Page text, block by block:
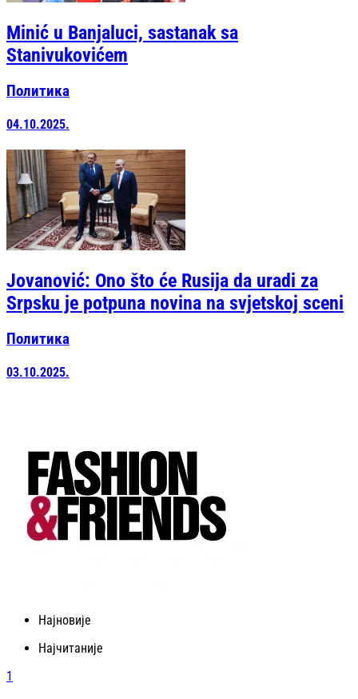
Minić u Banjaluci, sastanak sa
Stanivukovićem
Политика
04.10.2025.
Јovanović: Ono što će Rusija da uradi za
Srpsku je potpuna novina na svjetskoj sceni
Политика
03.10.2025.
Најновије
Најчитаније
1